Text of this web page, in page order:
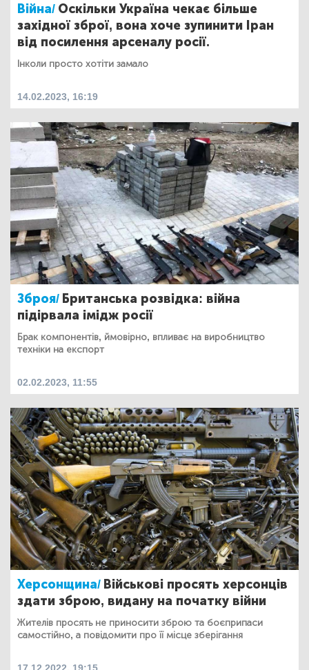
Війна/ Оскільки Україна чекає більше
західної зброї, вона хоче зупинити Іран
від посилення арсеналу росії.
Інколи просто хотіти замало
14.02.2023, 16:19
Зброя/ Британська розвідка: війна
підірвала імідж росії
Брак компонентів, ймовірно, впливає на виробництво
техніки на експорт
02.02.2023, 11:55
Херсонщина/ Військові просять херсонців
здати зброю, видану на початку війни
Жителів просять не приносити зброю та боєприпаси
самостійно, а повідомити про її місце зберігання